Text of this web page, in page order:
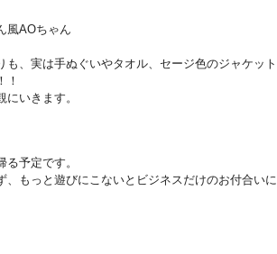
風AOちゃん
も、実は手ぬぐいやタオル、セージ色のジャケット
！
いきます。
予定です。
、もっと遊びにこないとビジネスだけのお付合いに